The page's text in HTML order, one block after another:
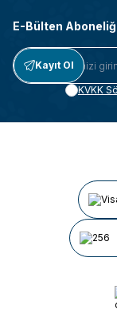
E-Bülten
Kayıt Ol
KVKK